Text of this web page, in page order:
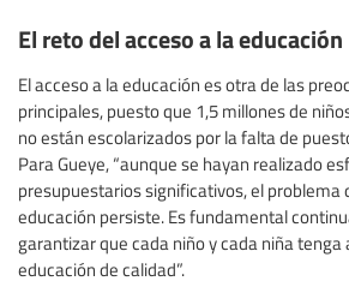
El reto del acceso a la educación
El acceso a la educación es otra de las
principales, puesto que 1,5 millones de
no están escolarizados por la falta de
Para Gueye, “aunque se hayan realizado
presupuestarios significativos, el problema
educación persiste. Es fundamental
garantizar que cada niño y cada niña tenga
educación de calidad”.